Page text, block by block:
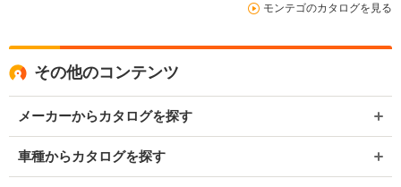
モンテゴのカタログを見る
その他のコンテンツ
メーカーからカタログを探す
車種からカタログを探す